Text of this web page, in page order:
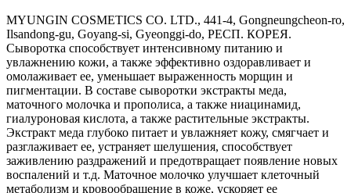
MYUNGIN COSMETICS CO. LTD., 441-4, Gongneungcheon-ro,
Ilsandong-gu, Goyang-si, Gyeonggi-do, РЕСП. КОРЕЯ.
Сыворотка способствует интенсивному питанию и
увлажнению кожи, а также эффективно оздоравливает и
омолаживает ее, уменьшает выраженность морщин и
пигментации. В составе сыворотки экстракты меда,
маточного молочка и прополиса, а также ниацинамид,
гиалуроновая кислота, а также растительные экстракты.
Экстракт меда глубоко питает и увлажняет кожу, смягчает и
разглаживает ее, устраняет шелушения, способствует
заживлению раздражений и предотвращает появление новых
воспалений и т.д. Маточное молочко улучшает клеточный
метаболизм и кровообращение в коже, ускоряет ее